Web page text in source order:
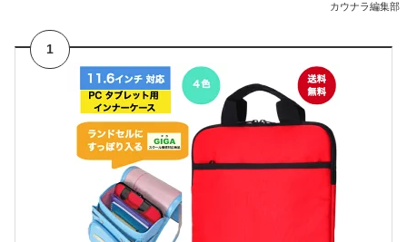
カウナラ編集部
1